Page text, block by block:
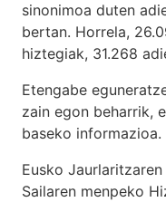
sinonimoa duten
bertan. Horrela,
hiztegiak, 31.268
Etengabe
zain egon beharrik,
baseko informazioa.
Eusko
Sailaren menpeko